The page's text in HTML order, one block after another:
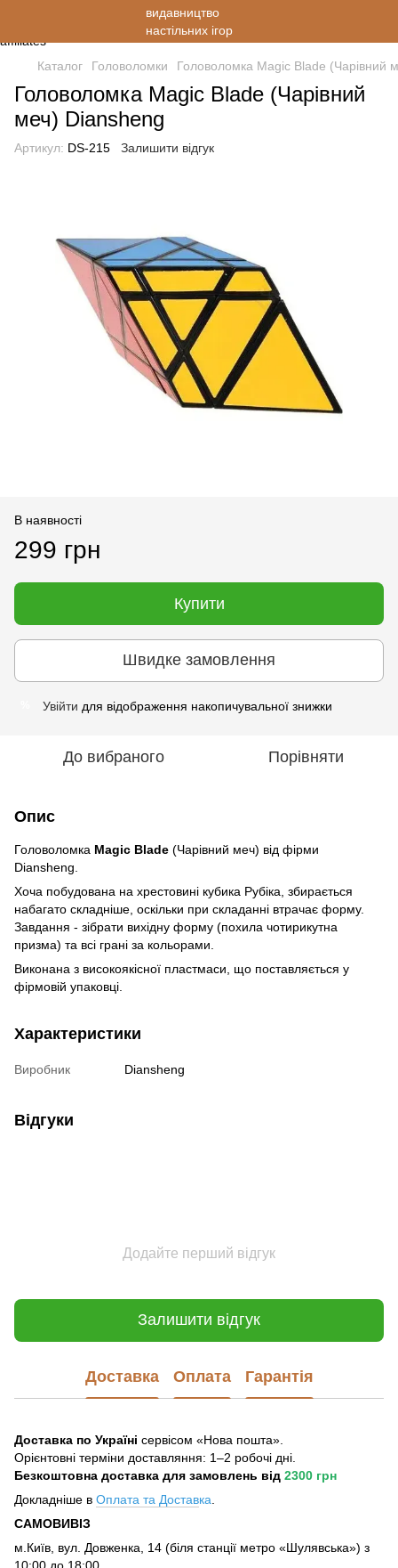
Каталог Головоломки Головоломка Magic Blade (Чарівний
Головоломка Magic Blade (Чарівний
меч) Diansheng
Артикул: DS-215 Залишити відгук
В наявності
299 грн
Купити
Швидке замовлення
Увійти для відображення накопичувальної знижки
До вибраного Порівняти
Опис
Головоломка Magic Blade (Чарівний меч) від фірми
Diansheng.
Хоча побудована на хрестовині кубика Рубіка, збирається
набагато складніше, оскільки при складанні втрачає форму.
Завдання - зібрати вихідну форму (похила чотирикутна
призма) та всі грані за кольорами.
Виконана з високоякісної пластмаси, що поставляється у
фірмовій упаковці.
Характеристики
Виробник Diansheng
Відгуки
Додайте перший відгук
Залишити відгук
Доставка Оплата Гарантія
Доставка по Україні сервісом «Нова пошта».
Орієнтовні терміни доставляння: 1–2 робочі дні.
Безкоштовна доставка для замовлень від 2300 грн
Докладніше в Оплата та Доставка
САМОВИВІЗ
м.Київ, вул. Довженка, 14 (біля станції метро «Шулявська») з
10:00 до 18:00